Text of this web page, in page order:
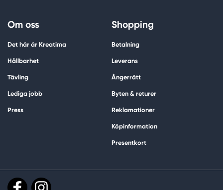
Om oss
Det här är Kreatima
Hållbarhet
Tävling
Lediga jobb
Press
Shopping
Betalning
Leverans
Ångerrätt
Byten & returer
Reklamationer
Köpinformation
Presentkort